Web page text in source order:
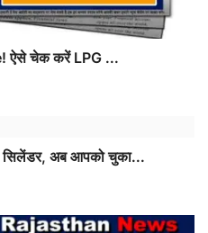
ऐसे चेक करें LPG ...
सिलेंडर, अब आपको चुका...